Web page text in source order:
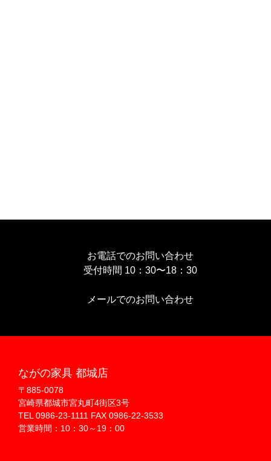
お電話でのお問い合わせ
受付時間 10：30〜18：30
メールでのお問い合わせ
ながの家具 都城店
〒885-0078
宮崎県都城市宮丸町4街区3号
TEL 0986-23-1111 FAX 0986-22-3533
営業時間：10：30～19：00